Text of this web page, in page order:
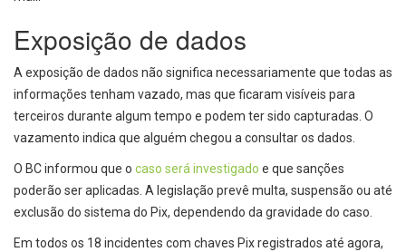
Exposição de dados
A exposição de dados não significa necessariamente que todas as
informações tenham vazado, mas que ficaram visíveis para
terceiros durante algum tempo e podem ter sido capturadas. O
vazamento indica que alguém chegou a consultar os dados.
O BC informou que o caso será investigado e que sanções
poderão ser aplicadas. A legislação prevê multa, suspensão ou até
exclusão do sistema do Pix, dependendo da gravidade do caso.
Em todos os 18 incidentes com chaves Pix registrados até agora,